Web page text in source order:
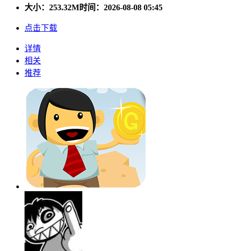
大小： 253.32M时间：2026-08-08 05:45
点击下载
详情
相关
推荐